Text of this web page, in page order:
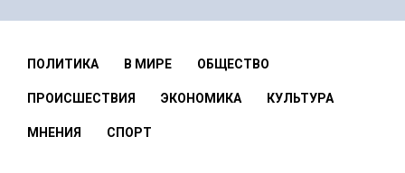
ПОЛИТИКА В МИРЕ ОБЩЕСТВО
ПРОИСШЕСТВИЯ ЭКОНОМИКА КУЛЬТУРА
МНЕНИЯ СПОРТ